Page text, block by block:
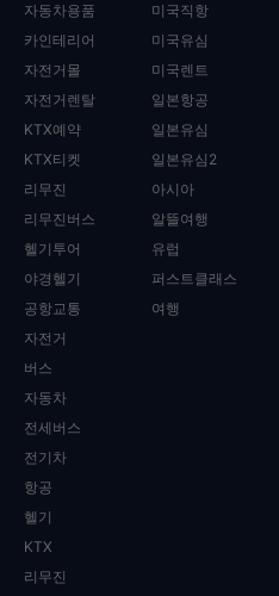
자동차용품
카인테리어
자전거몰
자전거렌탈
KTX예약
KTX티켓
리무진
리무진버스
헬기투어
야경헬기
공항교통
자전거
버스
자동차
전세버스
전기차
항공
헬기
KTX
리무진
미국직항
미국유심
미국렌트
일본항공
일본유심
일본유심2
아시아
알뜰여행
유럽
퍼스트클래스
여행